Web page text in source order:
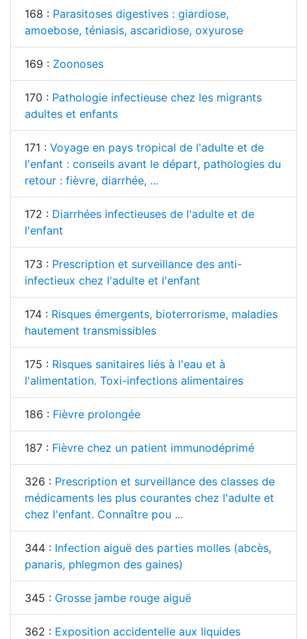
168 : Parasitoses digestives : giardiose,
amoebose, téniasis, ascaridiose, oxyurose
169 : Zoonoses
170 : Pathologie infectieuse chez les migrants
adultes et enfants
171 : Voyage en pays tropical de l'adulte et de
l'enfant : conseils avant le départ, pathologies du
retour : fièvre, diarrhée, ...
172 : Diarrhées infectieuses de l'adulte et de
l'enfant
173 : Prescription et surveillance des anti-
infectieux chez l'adulte et l'enfant
174 : Risques émergents, bioterrorisme, maladies
hautement transmissibles
175 : Risques sanitaires liés à l'eau et à
l'alimentation. Toxi-infections alimentaires
186 : Fièvre prolongée
187 : Fièvre chez un patient immunodéprimé
326 : Prescription et surveillance des classes de
médicaments les plus courantes chez l'adulte et
chez l'enfant. Connaître pou ...
344 : Infection aiguë des parties molles (abcès,
panaris, phlegmon des gaines)
345 : Grosse jambe rouge aiguë
362 : Exposition accidentelle aux liquides